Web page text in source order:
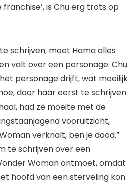
is Chu erg trots op
schrijven, moet Hama alles
valt over een personage. Chu
personage drijft, wat moeilijk
door haar eerst te schrijven
had ze moeite met de
vooruitzicht,
verknalt, ben je dood.”
te schrijven over een
Woman ontmoet, omdat
hoofd van een sterveling kon